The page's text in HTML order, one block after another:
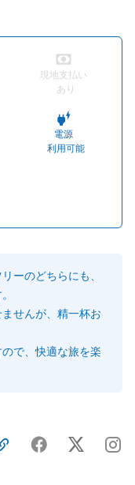
現地支払い
あり
電源
利用可能
ーのどちらにも、
せんが、精一杯お
で、快適な旅を楽